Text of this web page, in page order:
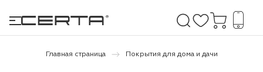
Главная страница Покрытия для дома и дачи